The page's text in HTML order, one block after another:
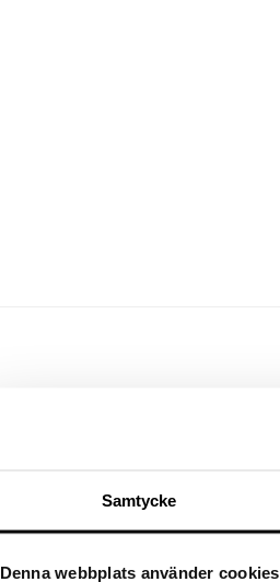
Samtycke
Denna webbplats använder cookies